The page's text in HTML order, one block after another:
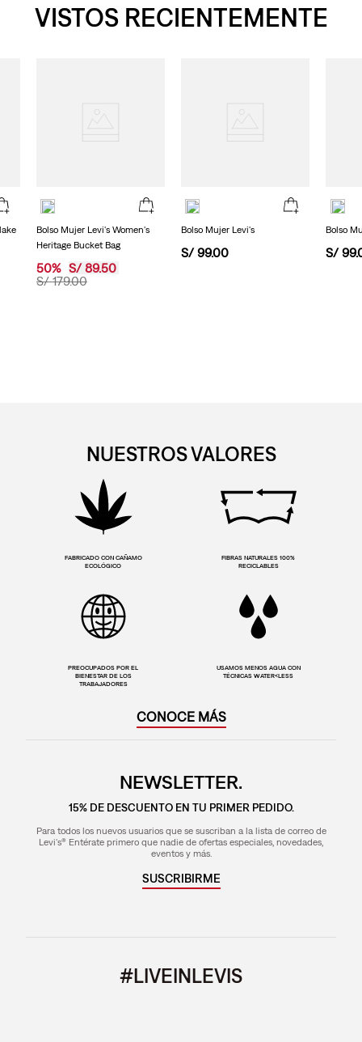
VISTOS RECIENTEMENTE
Bolso Mujer Levi's Women's
Heritage Bucket Bag
S/ 179.00
50% S/ 89.50
Bolso Mujer Levi's
S/ 99.00
Bolso
S/ 99.
NUESTROS VALORES
FABRICADO CON CAÑAMO
ECOLÓGICO
FIBRAS NATURALES 100%
RECICLABLES
PREOCUPADOS POR EL
BIENESTAR DE LOS
TRABAJADORES
USAMOS MENOS AGUA CON
TÉCNICAS WATER<LESS
CONOCE MÁS
NEWSLETTER.
15% DE DESCUENTO EN TU PRIMER PEDIDO.
Para todos los nuevos usuarios que se suscriban a la lista de correo de
Levi's® Entérate primero que nadie de ofertas especiales, novedades,
eventos y más.
SUSCRIBIRME
#LIVEINLEVIS